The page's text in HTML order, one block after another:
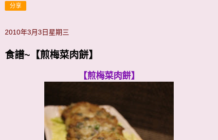
分享
2010年3月3日星期三
食譜~【煎梅菜肉餅】
【煎梅菜肉餅】